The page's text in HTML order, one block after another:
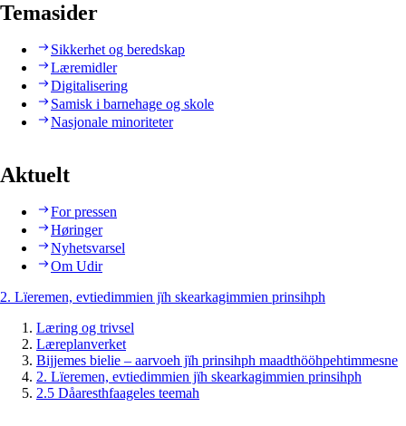
Temasider
Sikkerhet og beredskap
Læremidler
Digitalisering
Samisk i barnehage og skole
Nasjonale minoriteter
Aktuelt
For pressen
Høringer
Nyhetsvarsel
Om Udir
2. Lïeremen, evtiedimmien jïh skearkagimmien prinsihph
Læring og trivsel
Læreplanverket
Bijjemes bielie – aarvoeh jïh prinsihph maadthööhpehtimmesne
2. Lïeremen, evtiedimmien jïh skearkagimmien prinsihph
2.5 Dåaresthfaageles teemah